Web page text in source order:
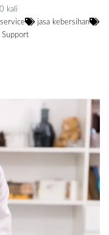
kali
jasa kebersihan